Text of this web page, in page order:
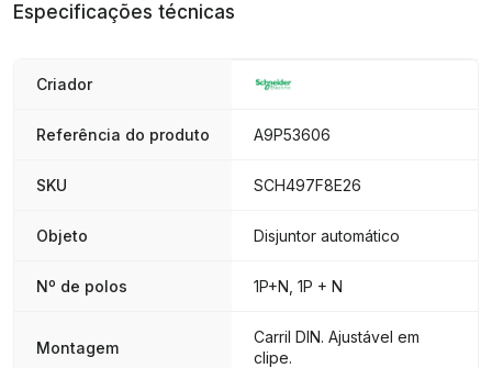
Especificações técnicas
Criador
Referência do produto A9P53606
SKU SCH497F8E26
Objeto Disjuntor automático
Nº de polos 1P+N, 1P + N
Montagem
Carril DIN. Ajustável em
clipe.